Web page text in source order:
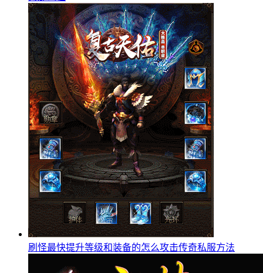
刷怪最快提升等级和装备的怎么攻击传奇私服方法